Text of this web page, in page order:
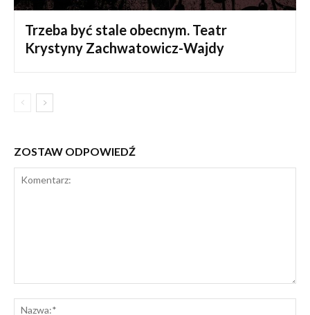
Trzeba być stale obecnym. Teatr
Krystyny Zachwatowicz-Wajdy
ZOSTAW ODPOWIEDŹ